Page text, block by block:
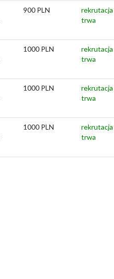
900 PLN
rekrutacja
trwa
1000 PLN
rekrutacja
trwa
1000 PLN
rekrutacja
trwa
1000 PLN
rekrutacja
trwa